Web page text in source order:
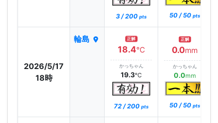
3 / 200 pts 50 / 50 pts
2026/5/17
18時
輪島 正解
18.4℃
かっちゃん
19.3℃
72 / 200 pts
正解
0.0mm
かっちゃん
0.0mm
50 / 50 pts